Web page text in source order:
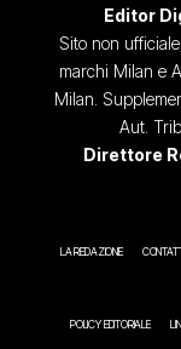
Editor
Sito non
marchi Milan e
Milan.
Aut.
Direttore
LA REDAZIONE
POLICY EDITORIALE